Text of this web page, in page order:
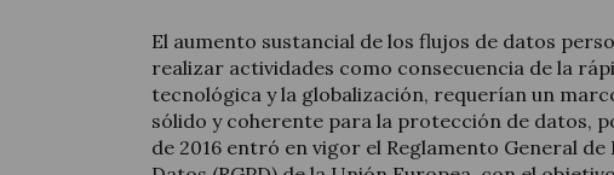
El aumento sustancial de los flujos de datos
realizar actividades como consecuencia de la
tecnológica y la globalización, requerían un
sólido y coherente para la protección de datos,
de 2016 entró en vigor el Reglamento General